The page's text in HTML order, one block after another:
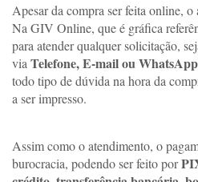
Apesar da compra ser feita online,
Na GIV Online, que é gráfica
para atender qualquer solicitação,
via Telefone, E-mail ou WhatsApp
todo tipo de dúvida na hora da
a ser impresso.
Assim como o atendimento, o
burocracia, podendo ser feito por